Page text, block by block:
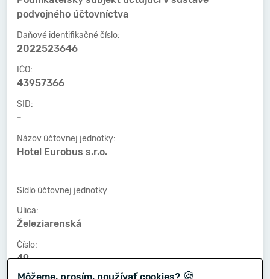
podvojného účtovníctva
Daňové identifikačné číslo:
2022523646
IČO:
43957366
SID:
-
Názov účtovnej jednotky:
Hotel Eurobus s.r.o.
Sídlo účtovnej jednotky
Ulica:
Železiarenská
Číslo:
49
🍪